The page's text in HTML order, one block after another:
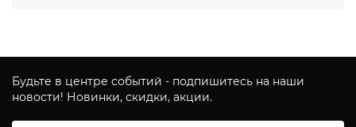
Будьте в центре событий - подпишитесь на наши
новости! Новинки, скидки, акции.